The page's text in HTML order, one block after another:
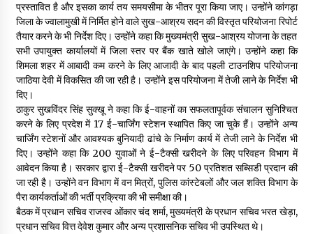
प्रस्तावित है और इसका कार्य तय समयसीमा के भीतर पूरा किया जाए। उन्होंने कांगड़ा
जिला के ज्वालामुखी में निर्मित होने वाले सुख-आश्रय सदन की विस्तृत परियोजना रिपोर्ट
तैयार करने के भी निर्देश दिए। उन्होंने कहा कि मुख्यमंत्री सुख-आश्रय योजना के तहत
सभी उपायुक्त कार्यालयों में जिला स्तर पर बैंक खाते खोले जाएंगे। उन्होंने कहा कि
शिमला शहर में आबादी कम करने के लिए आजादी के बाद पहली टाउनशिप परियोजना
जाठिया देवी में विकसित की जा रही है। उन्होंने इस परियोजना में तेजी लाने के निर्देश भी
दिए।
ठाकुर सुखविंदर सिंह सुक्खू ने कहा कि ई-वाहनों का सफलतापूर्वक संचालन सुनिश्चित
करने के लिए प्रदेश में 17 ई-चार्जिंग स्टेशन स्थापित किए जा चुके हैं। उन्होंने अन्य
चार्जिंग स्टेशनों और आवश्यक बुनियादी ढांचे के निर्माण कार्य में तेजी लाने के निर्देश भी
दिए। उन्होंने कहा कि 200 युवाओं ने ई-टैक्सी खरीदने के लिए परिवहन विभाग में
आवेदन किया है। सरकार द्वारा ई-टैक्सी खरीदने पर 50 प्रतिशत सब्सिडी प्रदान की
जा रही है। उन्होंने वन विभाग में वन मित्रों, पुलिस कांस्टेबलों और जल शक्ति विभाग के
पैरा कार्यकर्ताओं की भर्ती प्रक्रिया की भी समीक्षा की।
बैठक में प्रधान सचिव राजस्व ओंकार चंद शर्मा, मुख्यमंत्री के प्रधान सचिव भरत खेड़ा,
प्रधान सचिव वित्त देवेश कुमार और अन्य प्रशासनिक सचिव भी उपस्थित थे।